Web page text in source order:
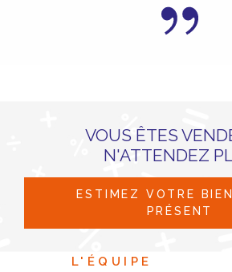
VOUS ÊTES
N'ATTENDEZ
ESTIMEZ VOTRE
PRÉSENT
L'ÉQUIPE